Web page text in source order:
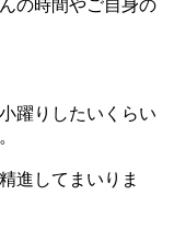
の時間やご自身の
躍りしたいくらい
進してまいりま